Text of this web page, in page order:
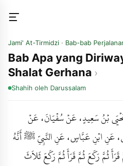
Jami' At-Tirmidzi · Bab-bab
Bab Apa yang
Shalat Gerhana
Shahih oleh Darussalam
بْنُ سَعِيدٍ، عَنْ سُفْيَانَ، عَنْ
عَنِ ابْنِ عَبَّاسٍ، عَنِ النَّبِيِّ ﷺ أَنَّهُ
ثُمَّ رَكَعَ ثُمَّ قَرَأَ ثُمَّ رَكَعَ ثَلاَثَ